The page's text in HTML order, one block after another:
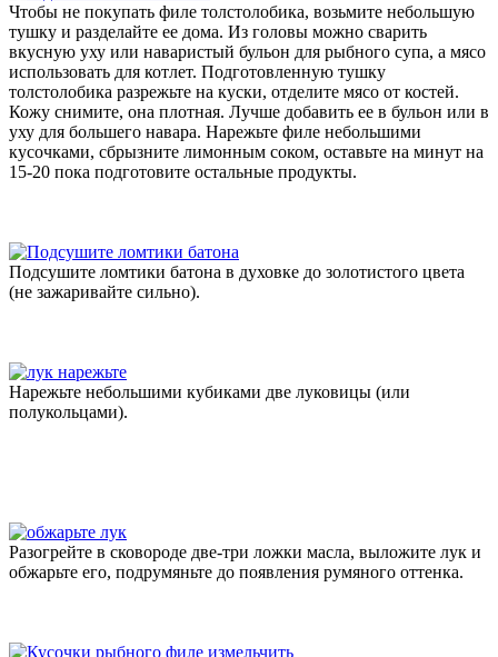
Чтобы не покупать филе толстолобика, возьмите небольшую
тушку и разделайте ее дома. Из головы можно сварить
вкусную уху или наваристый бульон для рыбного супа, а мясо
использовать для котлет. Подготовленную тушку
толстолобика разрежьте на куски, отделите мясо от костей.
Кожу снимите, она плотная. Лучше добавить ее в бульон или в
уху для большего навара. Нарежьте филе небольшими
кусочками, сбрызните лимонным соком, оставьте на минут на
15-20 пока подготовите остальные продукты.
Подсушите ломтики батона в духовке до золотистого цвета
(не зажаривайте сильно).
Нарежьте небольшими кубиками две луковицы (или
полукольцами).
Разогрейте в сковороде две-три ложки масла, выложите лук и
обжарьте его, подрумяньте до появления румяного оттенка.